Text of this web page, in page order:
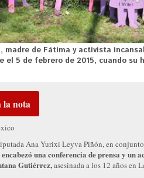
madre de Fátima y activista
el 5 de febrero de 2015, cuando su
la nota
Ana Yurixi Leyva Piñón, en
encabezó una conferencia de prensa y un
Gutiérrez,asesinada a los 12 años en